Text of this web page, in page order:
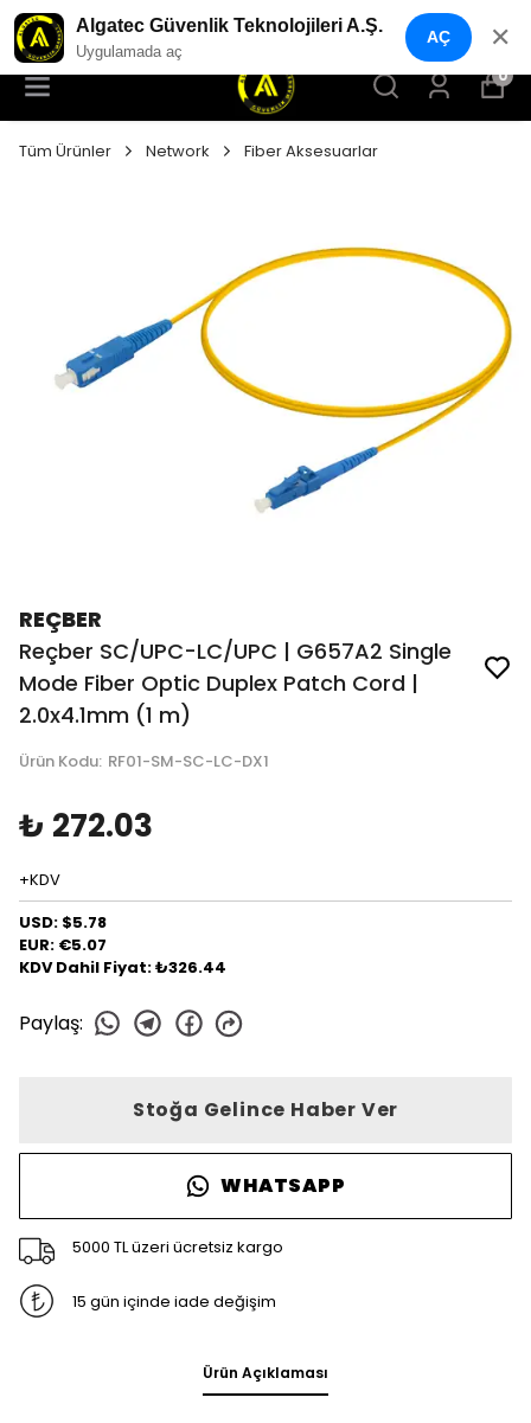
YENI NESIL GÜVENLIK GEÇIŞ SISTEMLERI
0
Tüm Ürünler Network Fiber Aksesuarlar
REÇBER
Reçber SC/UPC-LC/UPC | G657A2 Single
Mode Fiber Optic Duplex Patch Cord |
2.0x4.1mm (1 m)
Ürün Kodu: RF01-SM-SC-LC-DX1
₺ 272.03
+KDV
USD: $5.78
EUR: €5.07
KDV Dahil Fiyat: ₺326.44
Paylaş:
Stoğa Gelince Haber Ver
WHATSAPP
5000 TL üzeri ücretsiz kargo
15 gün içinde iade değişim
Ürün Açıklaması
Algatec Güvenlik Teknolojileri A.Ş.
Uygulamada aç
AÇ ✕